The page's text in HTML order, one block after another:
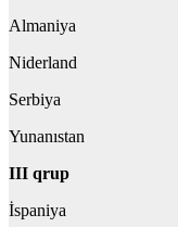
Almaniya
Niderland
Serbiya
Yunanıstan
III qrup
İspaniya